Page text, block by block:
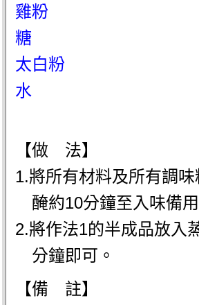
雞粉
糖
太白粉
水
【做 法】
1.將所有材料及所有調味
醃約10分鐘至入味備用
2.將作法1的半成品放入
分鐘即可。
【備 註】